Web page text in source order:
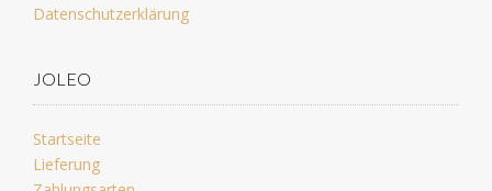
Datenschutzerklärung
JOLEO
Startseite
Lieferung